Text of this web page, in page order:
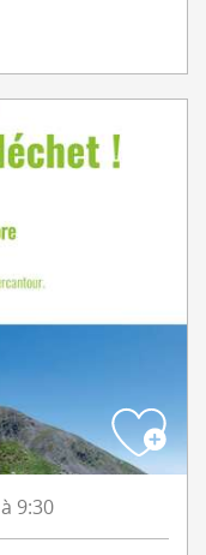
à 9:30